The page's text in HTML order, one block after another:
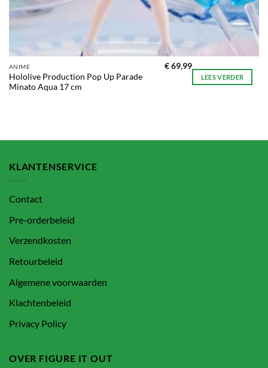
ANIME
Hololive Production Pop Up Parade
Minato Aqua 17 cm
€69,99
LEES VERDER
KLANTENSERVICE
Contact
Pre-orderbeleid
Verzendkosten
Retourbeleid
Algemene voorwaarden
Klachtenbeleid
Privacy Policy
OVER FIGURE IT OUT